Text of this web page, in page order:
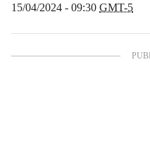
15/04/2024 - 09:30 GMT-5